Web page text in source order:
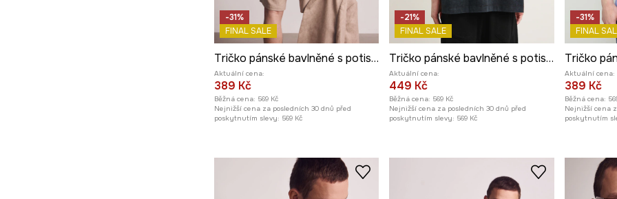
-31%
FINAL SALE
Tričko pánské bavlněné s potiskem z kolekce Kit Mizeres x Medicine
Aktuální cena:
389 Kč
Běžná cena: 569 Kč
Nejnižší cena za posledních 30 dnů před
poskytnutím slevy: 569 Kč
-21%
FINAL SALE
Tričko pánské bavlněné s potiskem z kolekce Kit Mizeres x Medicine
Aktuální cena:
449 Kč
Běžná cena: 569 Kč
Nejnižší cena za posledních 30 dnů před
poskytnutím slevy: 569 Kč
-31%
FINAL
Aktuální cena:
389 Kč
Běžná cena:
Nejnižší cena
poskytnutím